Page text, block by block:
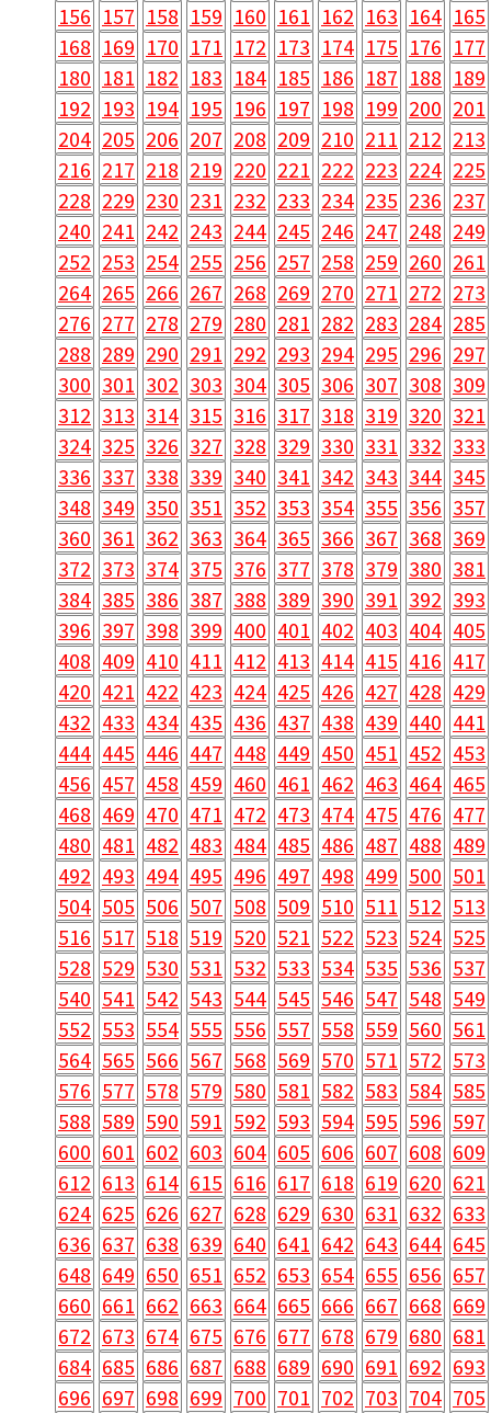
156 157 158 159 160 161 162 163 164 165
168 169 170 171 172 173 174 175 176 177
180 181 182 183 184 185 186 187 188 189
192 193 194 195 196 197 198 199 200 201
204 205 206 207 208 209 210 211 212 213
216 217 218 219 220 221 222 223 224 225
228 229 230 231 232 233 234 235 236 237
240 241 242 243 244 245 246 247 248 249
252 253 254 255 256 257 258 259 260 261
264 265 266 267 268 269 270 271 272 273
276 277 278 279 280 281 282 283 284 285
288 289 290 291 292 293 294 295 296 297
300 301 302 303 304 305 306 307 308 309
312 313 314 315 316 317 318 319 320 321
324 325 326 327 328 329 330 331 332 333
336 337 338 339 340 341 342 343 344 345
348 349 350 351 352 353 354 355 356 357
360 361 362 363 364 365 366 367 368 369
372 373 374 375 376 377 378 379 380 381
384 385 386 387 388 389 390 391 392 393
396 397 398 399 400 401 402 403 404 405
408 409 410 411 412 413 414 415 416 417
420 421 422 423 424 425 426 427 428 429
432 433 434 435 436 437 438 439 440 441
444 445 446 447 448 449 450 451 452 453
456 457 458 459 460 461 462 463 464 465
468 469 470 471 472 473 474 475 476 477
480 481 482 483 484 485 486 487 488 489
492 493 494 495 496 497 498 499 500 501
504 505 506 507 508 509 510 511 512 513
516 517 518 519 520 521 522 523 524 525
528 529 530 531 532 533 534 535 536 537
540 541 542 543 544 545 546 547 548 549
552 553 554 555 556 557 558 559 560 561
564 565 566 567 568 569 570 571 572 573
576 577 578 579 580 581 582 583 584 585
588 589 590 591 592 593 594 595 596 597
600 601 602 603 604 605 606 607 608 609
612 613 614 615 616 617 618 619 620 621
624 625 626 627 628 629 630 631 632 633
636 637 638 639 640 641 642 643 644 645
648 649 650 651 652 653 654 655 656 657
660 661 662 663 664 665 666 667 668 669
672 673 674 675 676 677 678 679 680 681
684 685 686 687 688 689 690 691 692 693
696 697 698 699 700 701 702 703 704 705